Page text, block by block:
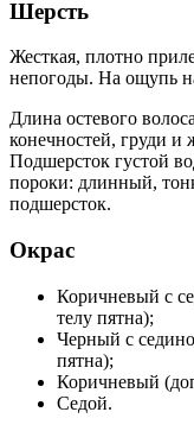
Шерсть
Жесткая, плотно
непогоды. На ощупь
Длина остевого
конечностей, груди и
Подшерсток густой
пороки: длинный,
подшерсток.
Окрас
Коричневый с
телу пятна);
Черный с
пятна);
Коричневый
Седой.